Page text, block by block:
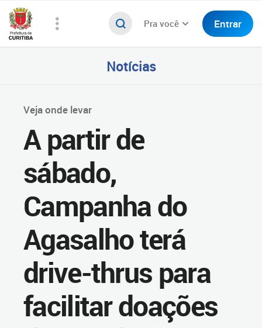
Pra você Entrar
Notícias
Veja onde levar
A partir de
sábado,
Campanha do
Agasalho terá
drive-thrus para
facilitar doações